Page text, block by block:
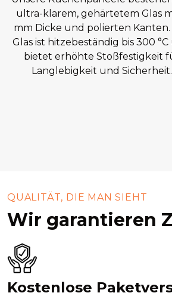
ultra-klarem, gehärtetem Glas
mm Dicke und polierten Kanten.
Glas ist hitzebeständig bis 300 °C
bietet erhöhte Stoßfestigkeit
Langlebigkeit und Sicherheit.
QUALITÄT, DIE MAN SIEHT
Wir garantieren
Kostenlose